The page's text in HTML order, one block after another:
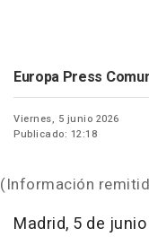
Europa Press
Viernes, 5 junio 2026
Publicado: 12:18
(Información
Madrid, 5 de